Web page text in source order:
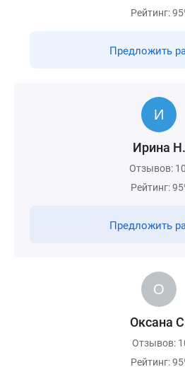
Рейтинг:
Предложить
Ирина Н.
Отзывов:
Рейтинг:
Предложить
Оксана
Отзывов:
Рейтинг: